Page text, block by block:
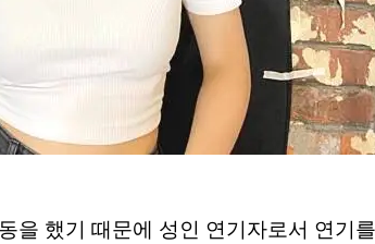
을 했기 때문에 성인 연기자로서 연기